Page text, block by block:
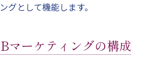
グとして機能します。
マーケティングの構成